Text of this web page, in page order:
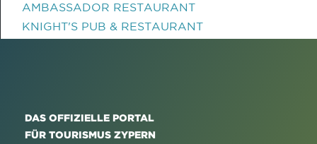
AMBASSADOR RESTAURANT
KNIGHT'S PUB & RESTAURANT
DAS OFFIZIELLE PORTAL
FÜR TOURISMUS ZYPERN